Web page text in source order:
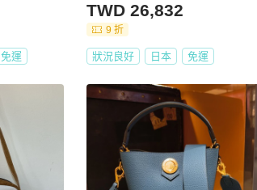
免運
TWD 26,832
9 折
狀況良好 日本 免運